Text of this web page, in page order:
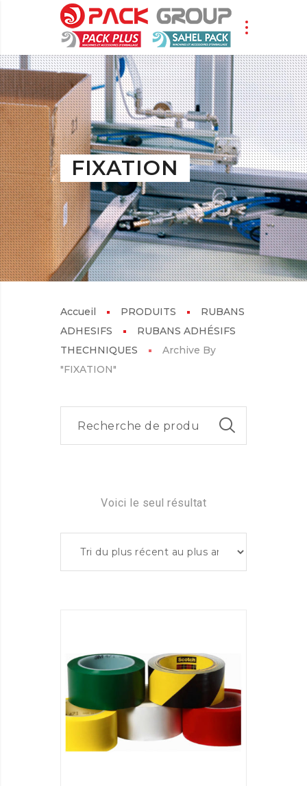
FIXATION
Accueil PRODUITS
RUBANS
ADHESIFS
RUBANS ADHÉSIFS
THECHNIQUES
Archive By
"FIXATION"
Voici le seul résultat